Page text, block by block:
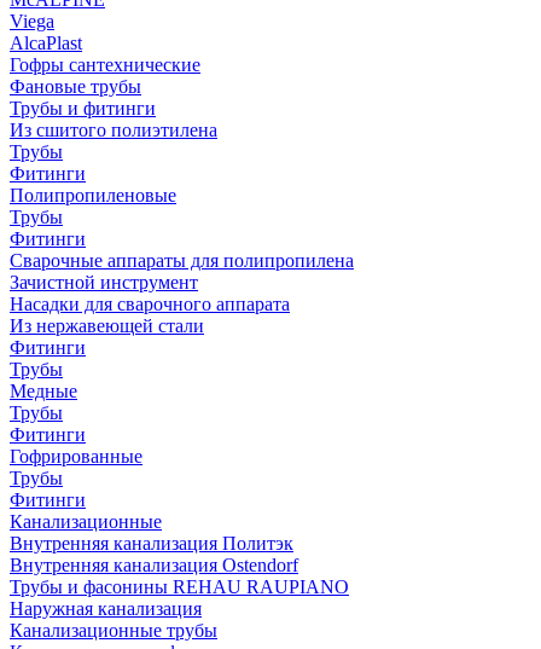
Viega
AlcaPlast
Гофры сантехнические
Фановые трубы
Трубы и фитинги
Из сшитого полиэтилена
Трубы
Фитинги
Полипропиленовые
Трубы
Фитинги
Сварочные аппараты для полипропилена
Зачистной инструмент
Насадки для сварочного аппарата
Из нержавеющей стали
Фитинги
Трубы
Медные
Трубы
Фитинги
Гофрированные
Трубы
Фитинги
Канализационные
Внутренняя канализация Политэк
Внутренняя канализация Ostendorf
Трубы и фасонины REHAU RAUPIANO
Наружная канализация
Канализационные трубы